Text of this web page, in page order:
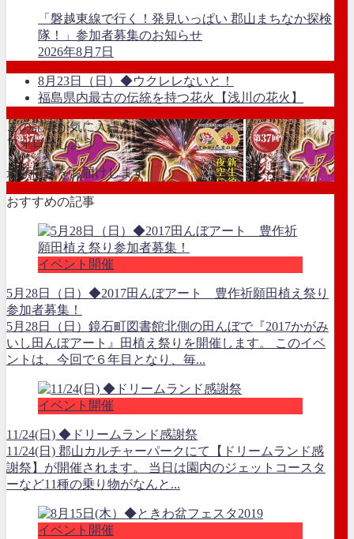
「磐越東線で行く！発見いっぱい 郡山まちなか探検
隊！」参加者募集のお知らせ
2026年8月7日
8月23日（日）◆ウクレレないと！
福島県内最古の伝統を持つ花火【浅川の花火】
この記事が気に入ったら
フォローしよう
最新情報をお届けします
おすすめの記事
イベント開催
5月28日（日）◆2017田んぼアート 豊作祈願田植え祭り
参加者募集！
5月28日（日）鏡石町図書館北側の田んぼで『2017かがみ
いし田んぼアート』田植え祭りを開催します。 このイベ
ントは、今回で６年目となり、毎...
イベント開催
11/24(日) ◆ドリームランド感謝祭
11/24(日) 郡山カルチャーパークにて【ドリームランド感
謝祭】が開催されます。 当日は園内のジェットコースタ
ーなど11種の乗り物がなんと...
イベント開催